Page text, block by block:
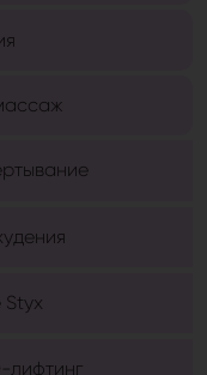
Styx
лифтинг